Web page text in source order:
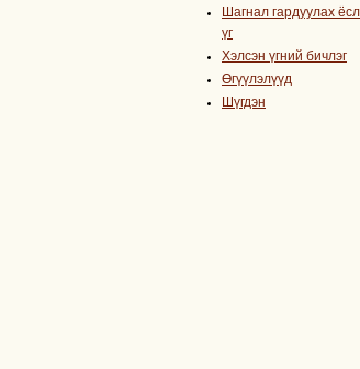
Шагнал гардуулах
үг
Хэлсэн үгний бичлэг
Өгүүлэлүүд
Шүгдэн